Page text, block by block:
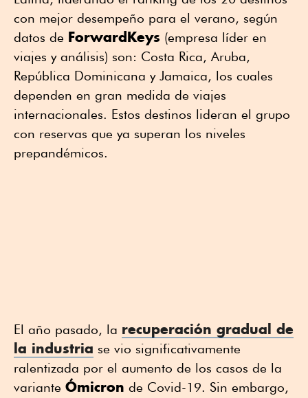
con mejor desempeño para el verano, según
datos de ForwardKeys (empresa líder en
viajes y análisis) son: Costa Rica, Aruba,
República Dominicana y Jamaica, los cuales
dependen en gran medida de viajes
internacionales. Estos destinos lideran el grupo
con reservas que ya superan los niveles
prepandémicos.
El año pasado, la recuperación gradual de
la industria se vio significativamente
ralentizada por el aumento de los casos de la
variante Ómicron de Covid-19. Sin embargo,